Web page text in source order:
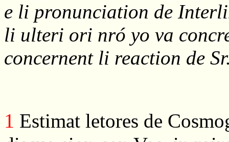
e li pronunciation de
li ulteri ori nró yo va
concernent li reaction de
1 Estimat letores de